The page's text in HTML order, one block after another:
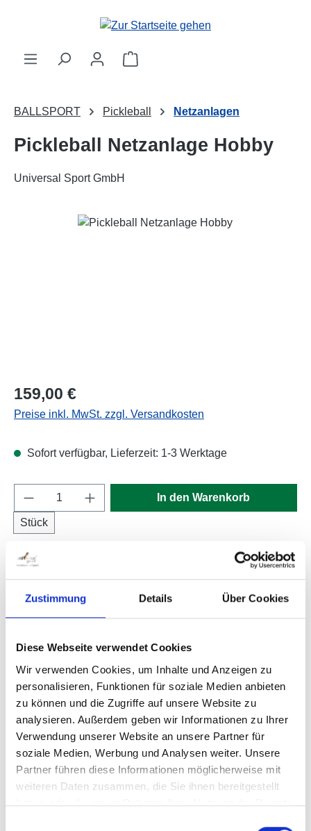
Zustimmung Details Über Cookies
Diese Webseite verwendet Cookies
Wir verwenden Cookies, um Inhalte und Anzeigen zu
personalisieren, Funktionen für soziale Medien anbieten
zu können und die Zugriffe auf unsere Website zu
analysieren. Außerdem geben wir Informationen zu Ihrer
Verwendung unserer Website an unsere Partner für
soziale Medien, Werbung und Analysen weiter. Unsere
Partner führen diese Informationen möglicherweise mit
weiteren Daten zusammen, die Sie ihnen bereitgestellt
haben oder die sie im Rahmen Ihrer Nutzung der Dienste
Zum Hauptinhalt springen
Warenkorb enthält 0 Positionen.
BALLSPORT Pickleball Netzanlagen
Pickleball Netzanlage Hobby
Universal Sport GmbH
Bildergalerie überspringen
Regulärer Preis:
159,00 €
Preise inkl. MwSt. zzgl. Versandkosten
Sofort verfügbar, Lieferzeit: 1-3 Werktage
Produkt Anzahl: Gib den gewünschten
Stück
In den Warenkorb
Produktnummer:
Diese tragbare Netzanlage ist perfekt für den Einstieg in
den Pickleball Sport geeignet. Durch einen schnellen
und einfachen…Mehr
Bewertungen
Informationen zur Produktsicherheit